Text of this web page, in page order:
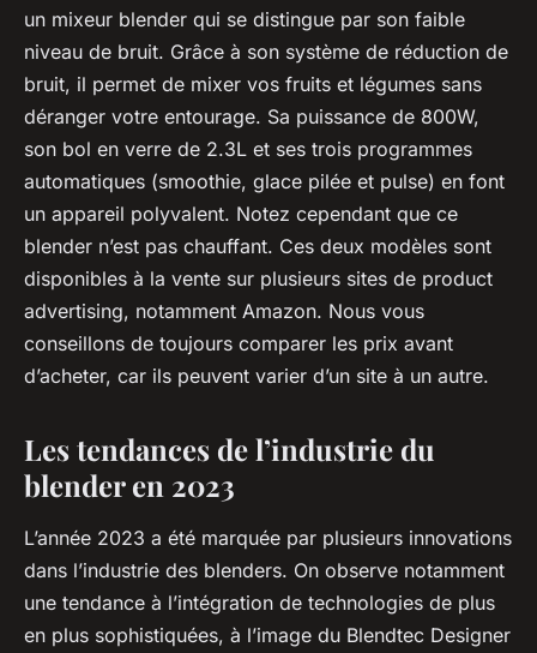
un mixeur blender qui se distingue par son faible
niveau de bruit. Grâce à son système de réduction de
bruit, il permet de mixer vos fruits et légumes sans
déranger votre entourage. Sa puissance de 800W,
son bol en verre de 2.3L et ses trois programmes
automatiques (smoothie, glace pilée et pulse) en font
un appareil polyvalent. Notez cependant que ce
blender n’est pas chauffant. Ces deux modèles sont
disponibles à la vente sur plusieurs sites de product
advertising, notamment Amazon. Nous vous
conseillons de toujours comparer les prix avant
d’acheter, car ils peuvent varier d’un site à un autre.
Les tendances de l’industrie du
blender en 2023
L’année 2023 a été marquée par plusieurs innovations
dans l’industrie des blenders. On observe notamment
une tendance à l’intégration de technologies de plus
en plus sophistiquées, à l’image du Blendtec Designer